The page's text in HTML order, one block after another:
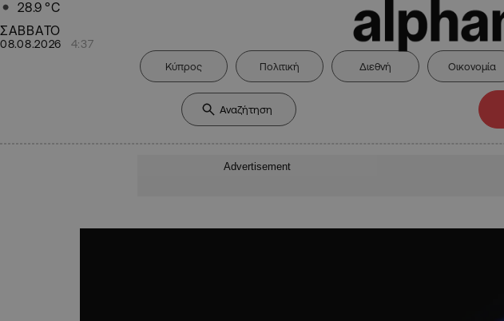
28.9 °C
ΣΑΒΒΑΤΟ
08.08.2026 4:37
Κύπρος Πολιτική Διεθνή Οικονομία
Advertisement